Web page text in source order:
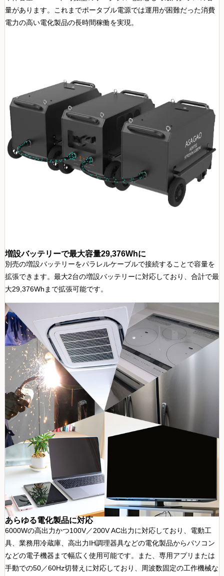
量があります。これまでポータブル電源では運用が困難だった消費
電力の高い電化製品の長時間稼働を実現。
増設バッテリーで最大容量29,376Whに
別売の増設バッテリーをパラレルケーブルで接続することで容量を
拡張できます。最大2台の増設バッテリーに対応しており、合計で最
大29,376Whまで拡張可能です。
あらゆる電化製品に対応
6000Wの高出力かつ100V／200V AC出力に対応しており、電動工
具、業務用冷蔵庫、高出力IH調理器具などの電化製品からパソコン
などの電子機器まで幅広く使用可能です。また、専用アプリまたは
手動での50／60Hz切替えに対応しており、周波数固定の工作機械な